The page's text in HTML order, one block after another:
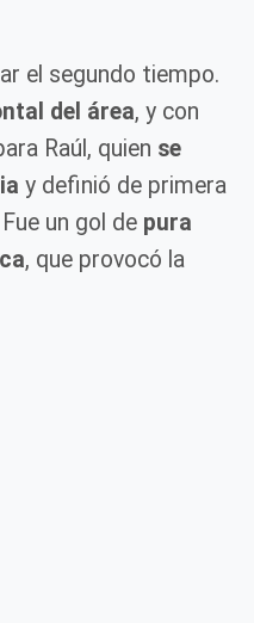
el segundo tiempo.
del área, y con
Raúl, quien se
y definió de primera
un gol de pura
, que provocó la